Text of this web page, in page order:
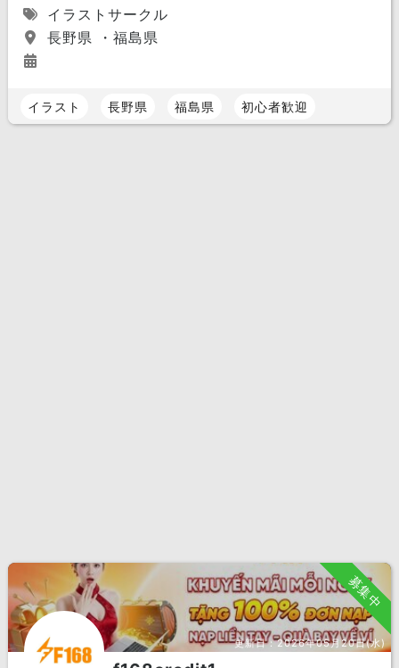
イラストサークル
長野県 ・福島県
イラスト 長野県 福島県 初心者歓迎
募集中
更新日：2026年05月20日(水)